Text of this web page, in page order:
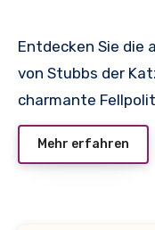
Entdecken Sie die außergewöhnliche Geschichte
von Stubbs der
charmante
Mehr erfahren